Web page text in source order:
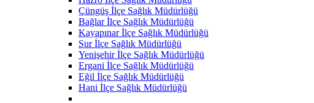
Çüngüş İlçe Sağlık Müdürlüğü
Bağlar İlçe Sağlık Müdürlüğü
Kayapınar İlçe Sağlık Müdürlüğü
Sur İlçe Sağlık Müdürlüğü
Yenişehir İlçe Sağlık Müdürlüğü
Ergani İlçe Sağlık Müdürlüğü
Eğil İlçe Sağlık Müdürlüğü
Hani İlçe Sağlık Müdürlüğü